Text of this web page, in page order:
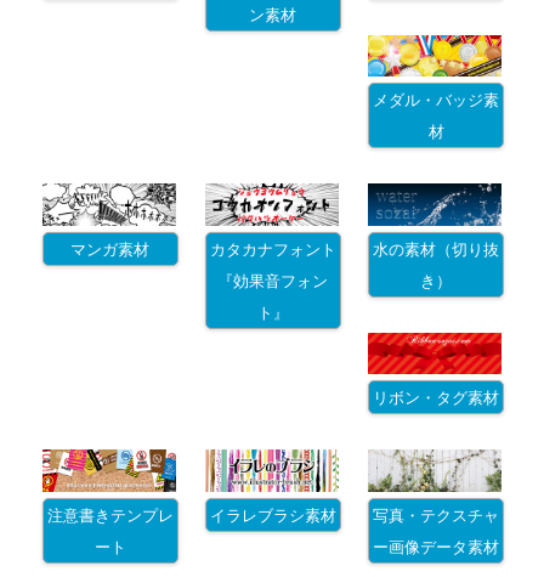
ン素材
メダル・バッジ素
材
マンガ素材
カタカナフォント
『効果音フォン
ト』
水の素材（切り抜
き）
リボン・タグ素材
注意書きテンプレ
ート
イラレブラシ素材
写真・テクスチャ
ー画像データ素材